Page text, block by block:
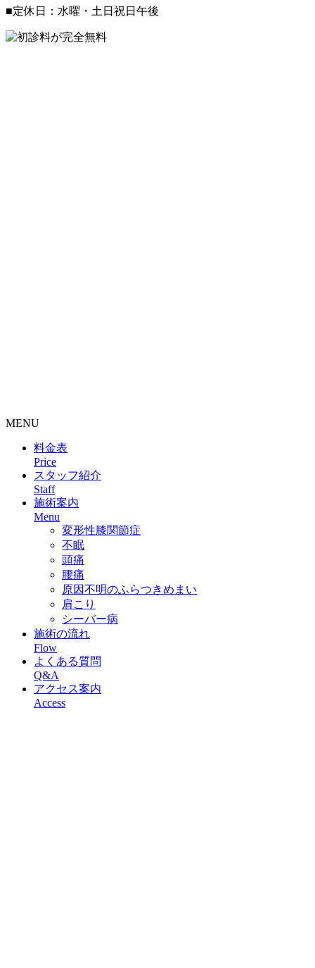
■定休日：水曜・土日祝日午後
MENU
料金表
Price
スタッフ紹介
Staff
施術案内
Menu
変形性膝関節症
不眠
頭痛
腰痛
原因不明のふらつきめまい
肩こり
シーバー病
施術の流れ
Flow
よくある質問
Q&A
アクセス案内
Access